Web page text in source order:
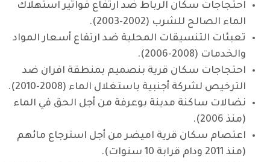
احتجاجات سكان الرباط ضد ارتفاع فواتير استهلاك
الماء الصالح للشرب (2002-2003).
تعبئات التنسيقات المحلية ضد ارتفاع أسعار المواد
والخدمات (2008-2006).
احتجاجات سكان قرية بنصميم بمنطقة افران ضد
الترخيص لشركة أجنبية باستغلال الماء (2008-2010).
نضالات ساكنة مدينة بوعرفة من أجل الحق في الماء
(منذ 2006).
اعتصام سكان قرية اميضر من أجل استرجاع مائهم
(منذ 2011 ودام قرابة 10 سنوات).